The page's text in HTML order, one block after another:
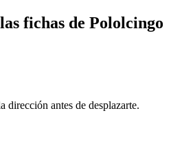
fichas de Pololcingo
dirección antes de desplazarte.